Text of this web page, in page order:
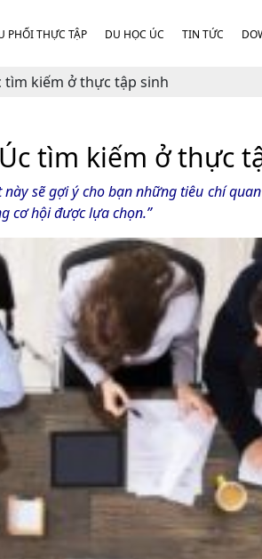
PHỐI THỰC TẬP DU HỌC ÚC TIN TỨC
tìm kiếm ở thực tập sinh
tìm kiếm ở thực
sẽ gợi ý cho bạn những tiêu chí
cơ hội được lựa chọn.”